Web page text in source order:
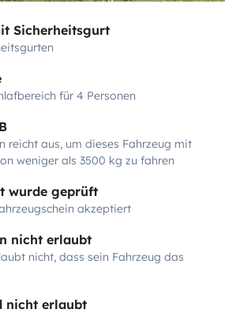
Sicherheitsgurt
für 4 Personen
reicht aus, um dieses Fahrzeug mit
weniger als 3500 kg zu fahren
wurde geprüft
akzeptiert
nicht erlaubt
nicht, dass sein Fahrzeug das
nicht erlaubt